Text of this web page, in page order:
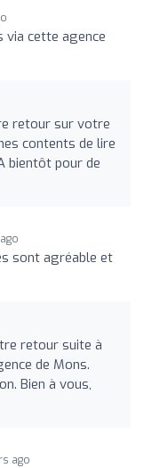
via cette agence
retour sur votre
contents de lire
bientôt pour de
sont agréable et
retour suite à
de Mons.
Bien à vous,
ago